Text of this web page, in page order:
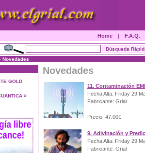
Home | F.A.Q.
Novedades
GOLD
»
Novedades
11. Contaminación
Fecha Alta: Friday 29
Fabricante: Grial
Precio: 47.00€
9. Adivinación y
Fecha Alta: Friday 29
Fabricante: Grial